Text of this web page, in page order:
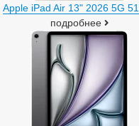
подробнее